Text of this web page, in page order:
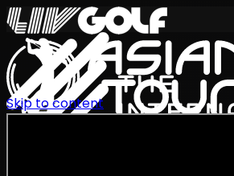
Skip to content